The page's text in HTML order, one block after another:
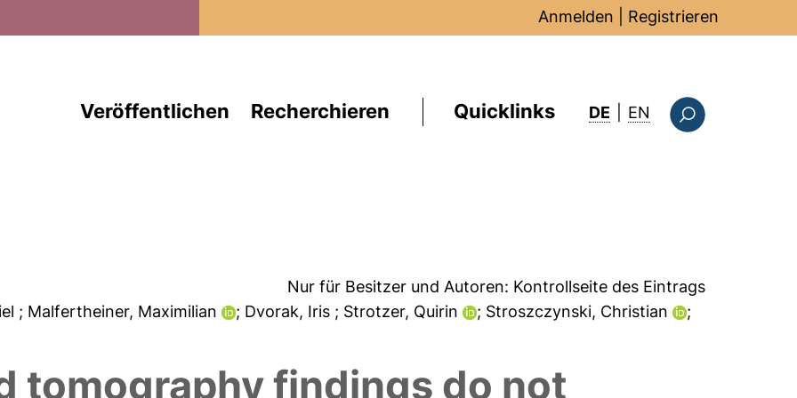
Anmelden Registrieren
Veröffentlichen Recherchieren Quicklinks DE EN : this page in
Nur für Besitzer und Autoren: Kontrollseite des Eintrags
; Malfertheiner, Maximilian ; Dvorak, Iris ; Strotzer, Quirin ; Stroszczynski, Christian ;
tomography findings do not